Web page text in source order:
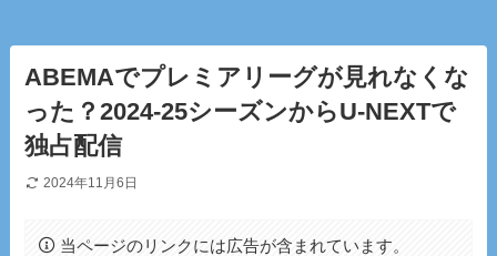
ABEMAでプレミアリーグが見れなくな
った？2024-25シーズンからU-NEXTで
独占配信
2024年11月6日
当ページのリンクには広告が含まれています。